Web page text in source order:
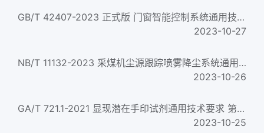
GB/T 42407-2023 正式版 门窗智能控制系统通用技术要求
2023-10-27
NB/T 11132-2023 采煤机尘源跟踪喷雾降尘系统通用技术条件
2023-10-26
GA/T 721.1-2021 显现潜在手印试剂通用技术要求 第1部分：水合茚三酮（NIN）
2023-10-25